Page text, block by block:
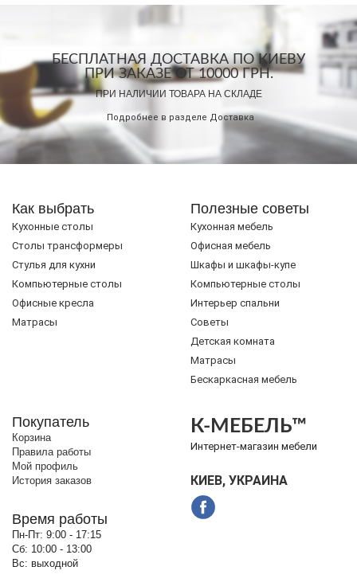
БЕСПЛАТНАЯ ДОСТАВКА ПО КИЕВУ
ПРИ ЗАКАЗЕ ОТ 10000 ГРН.
ПРИ НАЛИЧИИ ТОВАРА НА СКЛАДЕ
Подробнее в разделе Доставка
Как выбрать
Кухонные столы
Cтолы трансформеры
Стулья для кухни
Компьютерные столы
Офисные кресла
Матрасы
Полезные советы
Кухонная мебель
Офисная мебель
Шкафы и шкафы-купе
Компьютерные столы
Интерьер спальни
Советы
Детская комната
Матрасы
Бескаркасная мебель
Покупатель
Корзина
Правила работы
Мой профиль
История заказов
Время работы
Пн-Пт: 9:00 - 17:15
Сб: 10:00 - 13:00
Вс: выходной
К-МЕБЕЛЬ™
Интернет-магазин мебели
КИЕВ, УКРАИНА